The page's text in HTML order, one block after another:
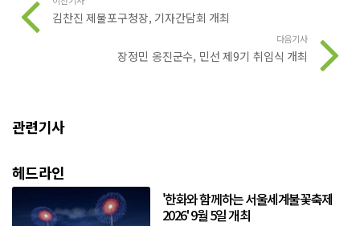
김찬진 제물포구청장, 기자간담회 개최
다음기사
장정민 옹진군수, 민선 제9기 취임식 개최
관련기사
헤드라인
'한화와 함께하는 서울세계불꽃축제
2026' 9월 5일 개최